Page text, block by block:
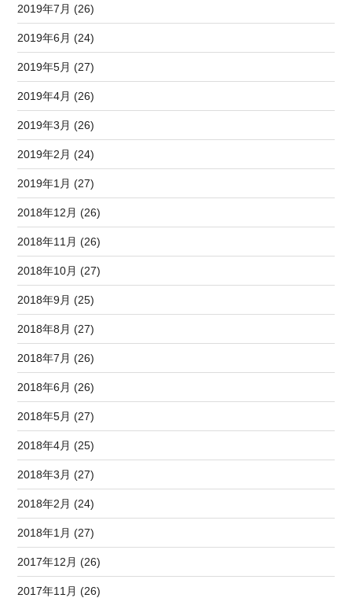
2019年7月 (26)
2019年6月 (24)
2019年5月 (27)
2019年4月 (26)
2019年3月 (26)
2019年2月 (24)
2019年1月 (27)
2018年12月 (26)
2018年11月 (26)
2018年10月 (27)
2018年9月 (25)
2018年8月 (27)
2018年7月 (26)
2018年6月 (26)
2018年5月 (27)
2018年4月 (25)
2018年3月 (27)
2018年2月 (24)
2018年1月 (27)
2017年12月 (26)
2017年11月 (26)